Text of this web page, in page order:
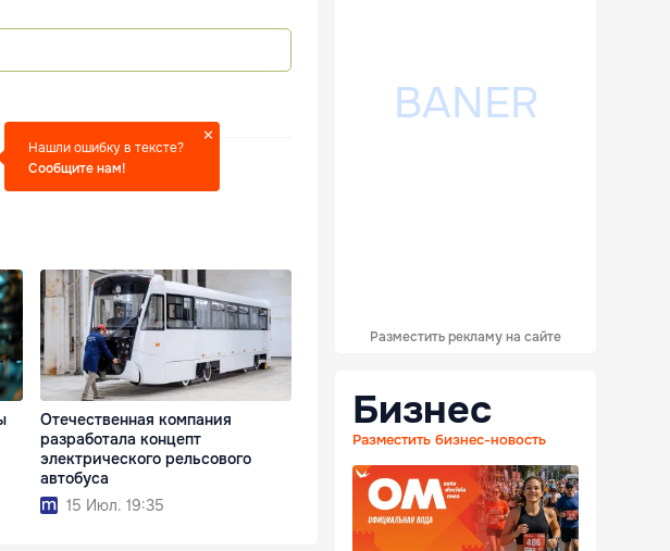
Нашли ошибку в тексте?
Сообщите нам!
Отечественная компания
разработала концепт
электрического рельсового
автобуса
15 Июл. 19:35
Разместить рекламу на сайте
Бизнес
Разместить бизнес-новость